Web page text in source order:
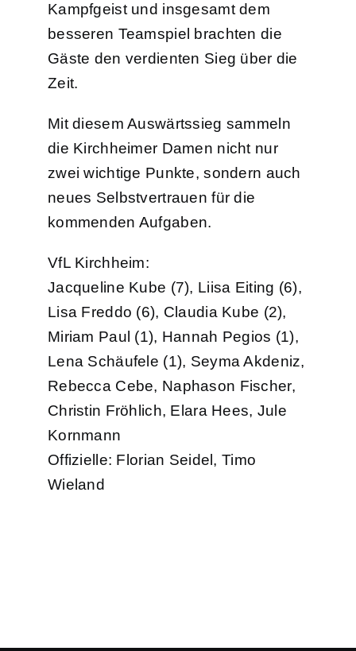
Kampfgeist und insgesamt dem
besseren Teamspiel brachten die
Gäste den verdienten Sieg über die
Zeit.
Mit diesem Auswärtssieg sammeln
die Kirchheimer Damen nicht nur
zwei wichtige Punkte, sondern auch
neues Selbstvertrauen für die
kommenden Aufgaben.
VfL Kirchheim:
Jacqueline Kube (7), Liisa Eiting (6),
Lisa Freddo (6), Claudia Kube (2),
Miriam Paul (1), Hannah Pegios (1),
Lena Schäufele (1), Seyma Akdeniz,
Rebecca Cebe, Naphason Fischer,
Christin Fröhlich, Elara Hees, Jule
Kornmann
Offizielle: Florian Seidel, Timo
Wieland